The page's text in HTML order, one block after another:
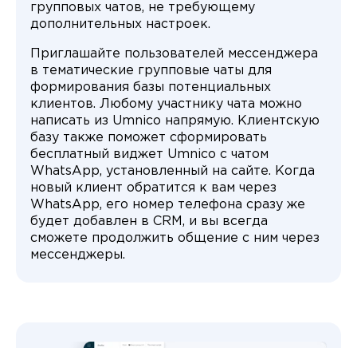
групповых чатов, не требующему
дополнительных настроек.
Приглашайте пользователей мессенджера
в тематические групповые чаты для
формирования базы потенциальных
клиентов. Любому участнику чата можно
написать из Umnico напрямую. Клиентскую
базу также поможет сформировать
бесплатный виджет Umnico с чатом
WhatsApp, установленный на сайте. Когда
новый клиент обратится к вам через
WhatsApp, его номер телефона сразу же
будет добавлен в CRM, и вы всегда
сможете продолжить общение с ним через
мессенджеры.